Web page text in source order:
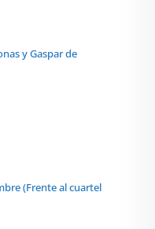
y Gaspar de
(Frente al cuartel